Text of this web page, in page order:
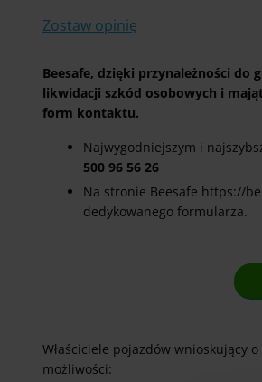
Zostaw opinię
Beesafe, dzięki przynależności do
likwidacji szkód osobowych i
form kontaktu.
Najwygodniejszym i
500 96 56 26
Na stronie Beesafe https://
dedykowanego formularza.
Właściciele pojazdów wnioskujący
możliwości: